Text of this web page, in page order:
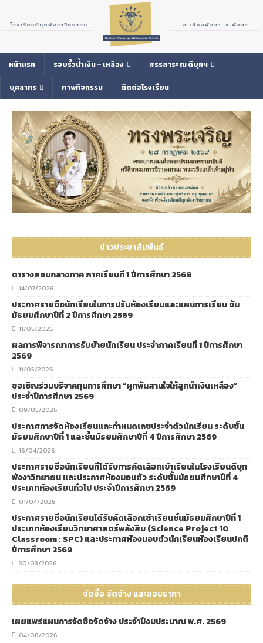
หน้าแรก รอบรั้วน้ำเงิน – เหลือง สรรสาระ ณ ดีบุกฯ
บุคลากร ภาพกิจกรรม ติดต่อโรงเรียน
ข่าวประชาสัมพันธ์
ตารางสอบกลางภาค ภาคเรียนที่ 1 ปีการศึกษา 2569
14/07/2026
ประกาศรายชื่อนักเรียนในการปรับห้องเรียนและแผนการเรียน ชั้น
มัธยมศึกษาปีที่ 2 ปีการศึกษา 2569
11/05/2026
ผลการพิจารณาการรับย้ายนักเรียน ประจำภาคเรียนที่ 1 ปีการศึกษา
2569
11/05/2026
ขอเชิญร่วมบริจาคทุนการศึกษา “ผูกพันสานใจให้ลูกน้ำเงินเหลือง”
ประจำปีการศึกษา 2569
09/05/2026
ประกาศการจัดห้องเรียนและกำหนดเลขประจำตัวนักเรียน ระดับชั้น
มัธยมศึกษาปีที่ 1 และชั้นมัธยมศึกษาปีที่ 4 ปีการศึกษา 2569
16/04/2026
ประกาศรายชื่อนักเรียนที่ได้รับการคัดเลือกเข้าเรียนในโรงเรียนดีบุก
พังงาวิทยายน และประกาศห้องมอบตัว ระดับชั้นมัธยมศึกษาปีที่ 4
ประเภทห้องเรียนทั่วไป ประจำปีการศึกษา 2569
01/04/2026
ประกาศรายชื่อนักเรียนได้รับคัดเลือกเข้าเรียนชั้นมัธยมศึกษาปีที่ 1
ประเภทห้องเรียนวิทยาศาสตร์พลังสิบ (Science Project 10
Classroom : SPC) และประกาศห้องมอบตัวนักเรียนห้องเรียนปกติ
ปีการศึกษา 2569
30/03/2026
จัดซื้อ จัดจ้าง และสอบราคา
เผยแพร่แผนการจัดซื้อจัดจ้าง ประจำปีงบประมาณ พ.ศ. 2569
04/08/2026